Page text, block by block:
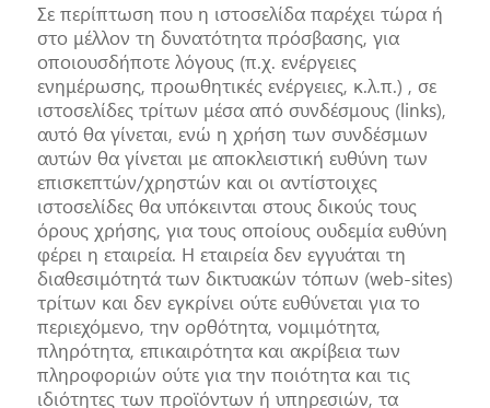
Σε περίπτωση που η ιστοσελίδα παρέχει τώρα ή
στο μέλλον τη δυνατότητα πρόσβασης, για
οποιουσδήποτε λόγους (π.χ. ενέργειες
ενημέρωσης, προωθητικές ενέργειες, κ.λ.π.) , σε
ιστοσελίδες τρίτων μέσα από συνδέσμους (links),
αυτό θα γίνεται, ενώ η χρήση των συνδέσμων
αυτών θα γίνεται με αποκλειστική ευθύνη των
επισκεπτών/χρηστών και οι αντίστοιχες
ιστοσελίδες θα υπόκεινται στους δικούς τους
όρους χρήσης, για τους οποίους ουδεμία ευθύνη
φέρει η εταιρεία. Η εταιρεία δεν εγγυάται τη
διαθεσιμότητά των δικτυακών τόπων (web-sites)
τρίτων και δεν εγκρίνει ούτε ευθύνεται για το
περιεχόμενο, την ορθότητα, νομιμότητα,
πληρότητα, επικαιρότητα και ακρίβεια των
πληροφοριών ούτε για την ποιότητα και τις
ιδιότητες των προϊόντων ή υπηρεσιών, τα